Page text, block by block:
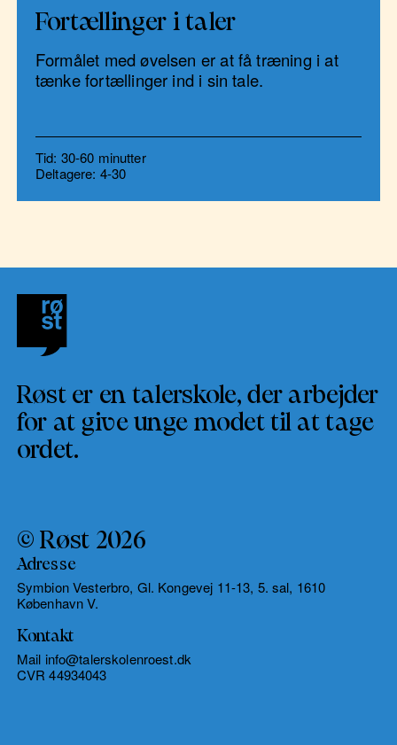
Fortællinger i taler
Formålet med øvelsen er at få træning i at
tænke fortællinger ind i sin tale.
Tid: 30-60 minutter
Deltagere: 4-30
Røst er en talerskole, der arbejder
for at give unge modet til at tage
ordet.
© Røst 2026
Adresse
Symbion Vesterbro, Gl. Kongevej 11-13, 5. sal, 1610
København V.
Kontakt
Mail info@talerskolenroest.dk
CVR 44934043